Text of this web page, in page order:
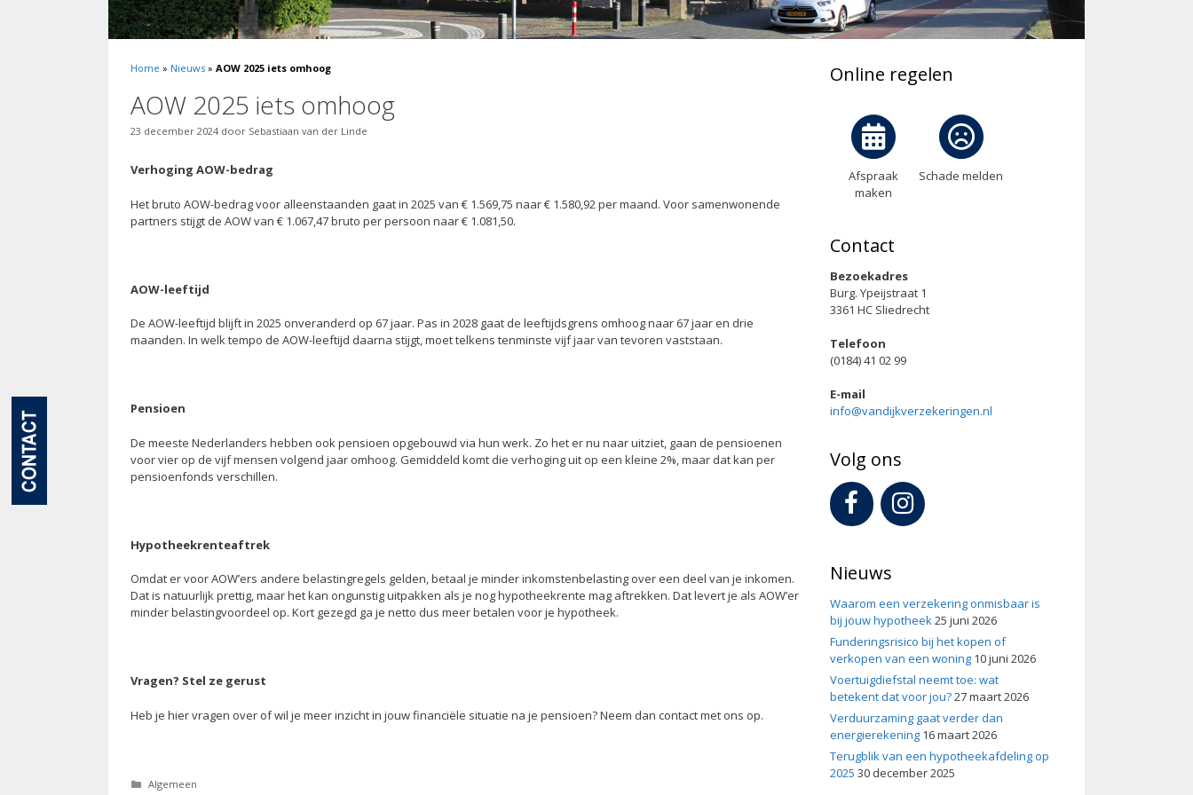
Home » Nieuws » AOW 2025 iets omhoog
AOW 2025 iets omhoog
23 december 2024 door Sebastiaan van der Linde
Verhoging AOW-bedrag
Het bruto AOW-bedrag voor alleenstaanden gaat in 2025 van € 1.569,75 naar € 1.580,92 per maand. Voor samenwonende
partners stijgt de AOW van € 1.067,47 bruto per persoon naar € 1.081,50.
AOW-leeftijd
De AOW-leeftijd blijft in 2025 onveranderd op 67 jaar. Pas in 2028 gaat de leeftijdsgrens omhoog naar 67 jaar en drie
maanden. In welk tempo de AOW-leeftijd daarna stijgt, moet telkens tenminste vijf jaar van tevoren vaststaan.
Pensioen
De meeste Nederlanders hebben ook pensioen opgebouwd via hun werk. Zo het er nu naar uitziet, gaan de pensioenen
voor vier op de vijf mensen volgend jaar omhoog. Gemiddeld komt die verhoging uit op een kleine 2%, maar dat kan per
pensioenfonds verschillen.
Hypotheekrenteaftrek
Omdat er voor AOW’ers andere belastingregels gelden, betaal je minder inkomstenbelasting over een deel van je inkomen.
Dat is natuurlijk prettig, maar het kan ongunstig uitpakken als je nog hypotheekrente mag aftrekken. Dat levert je als AOW’er
minder belastingvoordeel op. Kort gezegd ga je netto dus meer betalen voor je hypotheek.
Vragen? Stel ze gerust
Heb je hier vragen over of wil je meer inzicht in jouw financiële situatie na je pensioen? Neem dan contact met ons op.
Categorieën
Algemeen
Online regelen
Afspraak
maken
Schade melden
Contact
Bezoekadres
Burg. Ypeijstraat 1
3361 HC Sliedrecht
Telefoon
(0184) 41 02 99
E-mail
info@vandijkverzekeringen.nl
Volg ons
Nieuws
Waarom een verzekering onmisbaar is
bij jouw hypotheek25 juni 2026
Funderingsrisico bij het kopen of
verkopen van een woning 10 juni 2026
Voertuigdiefstal neemt toe: wat
betekent dat voor jou?27 maart 2026
Verduurzaming gaat verder dan
energierekening 16 maart 2026
Terugblik van een hypotheekafdeling op
2025 30 december 2025